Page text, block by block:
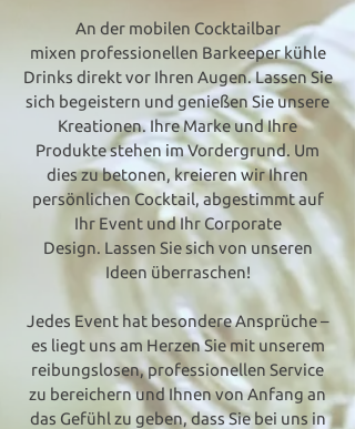
An der mobilen Cocktailbar
mixen professionellen Barkeeper kühle
Drinks direkt vor Ihren Augen. Lassen Sie
sich begeistern und genießen Sie unsere
Kreationen. Ihre Marke und Ihre
Produkte stehen im Vordergrund. Um
dies zu betonen, kreieren wir Ihren
persönlichen Cocktail, abgestimmt auf
Ihr Event und Ihr Corporate
Design. Lassen Sie sich von unseren
Ideen überraschen!
Jedes Event hat besondere Ansprüche –
es liegt uns am Herzen Sie mit unserem
reibungslosen, professionellen Service
zu bereichern und Ihnen von Anfang an
das Gefühl zu geben, dass Sie bei uns in